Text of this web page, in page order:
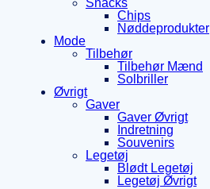
Snacks
Chips
Nøddeprodukter
Mode
Tilbehør
Tilbehør Mænd
Solbriller
Øvrigt
Gaver
Gaver Øvrigt
Indretning
Souvenirs
Legetøj
Blødt Legetøj
Legetøj Øvrigt